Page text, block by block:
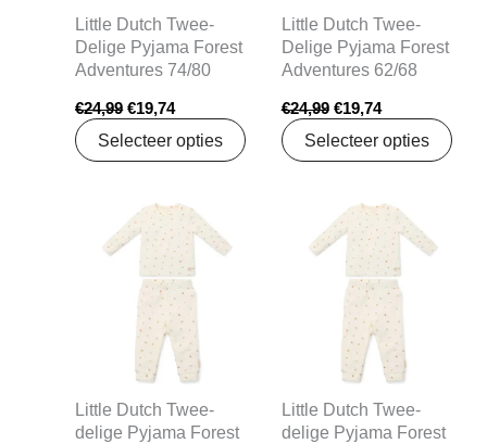
Little Dutch Twee-
Delige Pyjama Forest
Adventures 74/80
€24,99 €19,74
Selecteer opties
Little Dutch Twee-
Delige Pyjama Forest
Adventures 62/68
€24,99 €19,74
Selecteer opties
Little Dutch Twee-
delige Pyjama Forest
Oorspronkelijke
prijs
was:
€27,99.
Huidige
prijs
is:
€22,11.
Little Dutch Twee-
delige Pyjama Forest
Oorspronkelijke
prijs
was:
€27,99.
Huidige
prijs
is:
€22,11.